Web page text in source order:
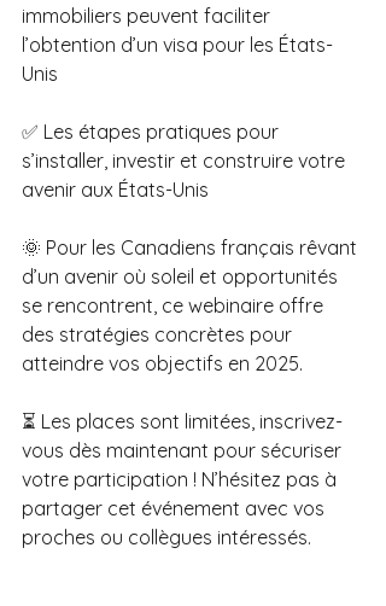
immobiliers peuvent faciliter
l’obtention d’un visa pour les États-
Unis
✅ Les étapes pratiques pour
s’installer, investir et construire votre
avenir aux États-Unis
🌞 Pour les Canadiens français rêvant
d’un avenir où soleil et opportunités
se rencontrent, ce webinaire offre
des stratégies concrètes pour
atteindre vos objectifs en 2025.
⏳ Les places sont limitées, inscrivez-
vous dès maintenant pour sécuriser
votre participation ! N’hésitez pas à
partager cet événement avec vos
proches ou collègues intéressés.